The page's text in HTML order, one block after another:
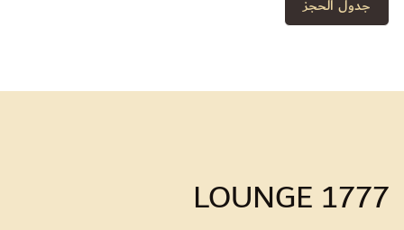
جدول الحجز
LOUNGE 1777